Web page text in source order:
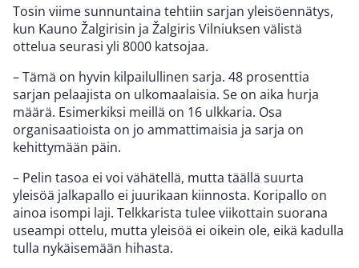
Tosin viime sunnuntaina tehtiin sarjan yleisöennätys,
kun Kauno Žalgirisin ja Žalgiris Vilniuksen välistä
ottelua seurasi yli 8000 katsojaa.
– Tämä on hyvin kilpailullinen sarja. 48 prosenttia
sarjan pelaajista on ulkomaalaisia. Se on aika hurja
määrä. Esimerkiksi meillä on 16 ulkkaria. Osa
organisaatioista on jo ammattimaisia ja sarja on
kehittymään päin.
– Pelin tasoa ei voi vähätellä, mutta täällä suurta
yleisöä jalkapallo ei juurikaan kiinnosta. Koripallo on
ainoa isompi laji. Telkkarista tulee viikottain suorana
useampi ottelu, mutta yleisöä ei oikein ole, eikä kadulla
tulla nykäisemään hihasta.